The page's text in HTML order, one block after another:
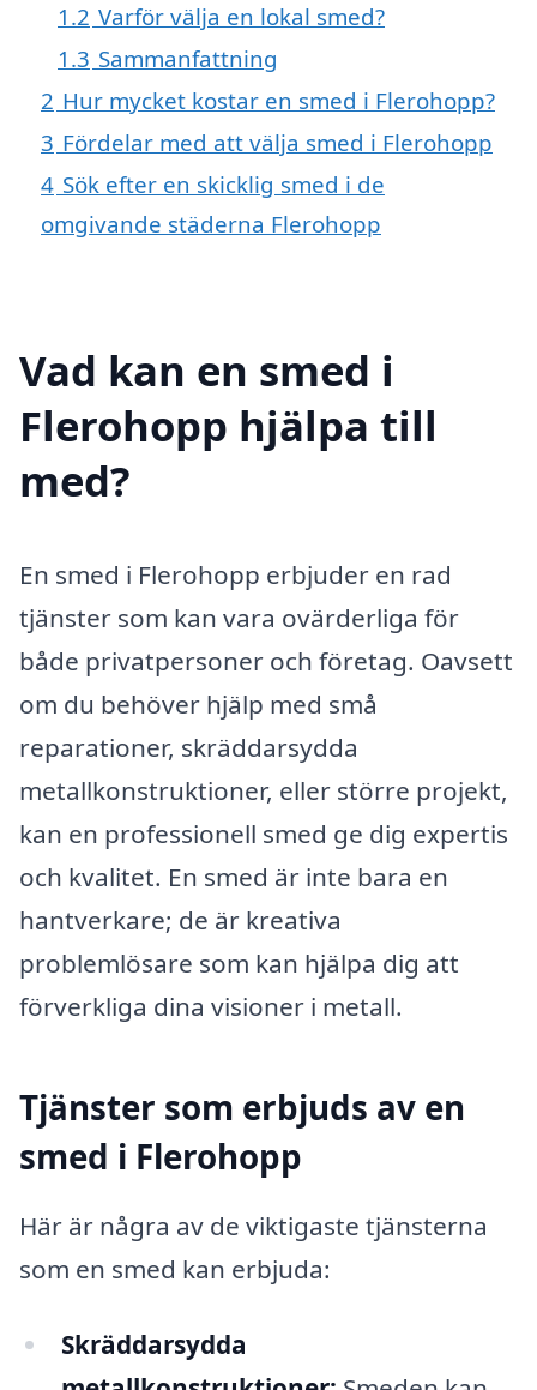
1.2 Varför välja en lokal smed?
1.3 Sammanfattning
2 Hur mycket kostar en smed i Flerohopp?
3 Fördelar med att välja smed i Flerohopp
4 Sök efter en skicklig smed i de
omgivande städerna Flerohopp
Vad kan en smed i
Flerohopp hjälpa till
med?
En smed i Flerohopp erbjuder en rad
tjänster som kan vara ovärderliga för
både privatpersoner och företag. Oavsett
om du behöver hjälp med små
reparationer, skräddarsydda
metallkonstruktioner, eller större projekt,
kan en professionell smed ge dig expertis
och kvalitet. En smed är inte bara en
hantverkare; de är kreativa
problemlösare som kan hjälpa dig att
förverkliga dina visioner i metall.
Tjänster som erbjuds av en
smed i Flerohopp
Här är några av de viktigaste tjänsterna
som en smed kan erbjuda:
Skräddarsydda